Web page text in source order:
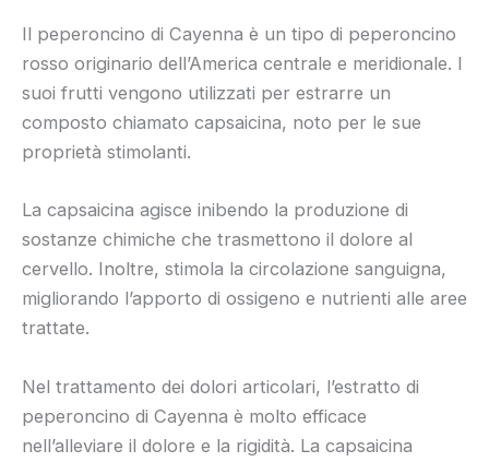
Il peperoncino di Cayenna è un tipo di peperoncino
rosso originario dell’America centrale e meridionale. I
suoi frutti vengono utilizzati per estrarre un
composto chiamato capsaicina, noto per le sue
proprietà stimolanti.
La capsaicina agisce inibendo la produzione di
sostanze chimiche che trasmettono il dolore al
cervello. Inoltre, stimola la circolazione sanguigna,
migliorando l’apporto di ossigeno e nutrienti alle aree
trattate.
Nel trattamento dei dolori articolari, l’estratto di
peperoncino di Cayenna è molto efficace
nell’alleviare il dolore e la rigidità. La capsaicina